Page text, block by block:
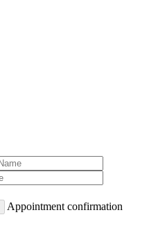
Appointment confirmation